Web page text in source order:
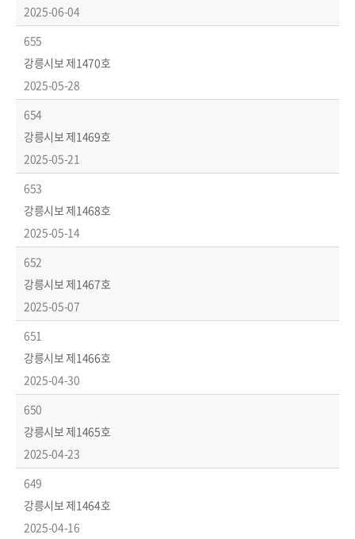
2025-06-04
655
강릉시보 제1470호
2025-05-28
654
강릉시보 제1469호
2025-05-21
653
강릉시보 제1468호
2025-05-14
652
강릉시보 제1467호
2025-05-07
651
강릉시보 제1466호
2025-04-30
650
강릉시보 제1465호
2025-04-23
649
강릉시보 제1464호
2025-04-16